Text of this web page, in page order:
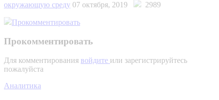
окружающую среду 07 октября, 2019 2989
Прокомментировать
Прокомментировать
Для комментирования войдите или зарегистрируйтесь
пожалуйста
Аналитика